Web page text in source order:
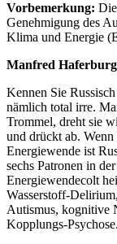
Vorbemerkung:
Genehmigung des
Klima und Energie
Manfred Haferburg
Kennen Sie
nämlich total irre.
Trommel, dreht sie
und drückt ab.
Energiewende ist
sechs Patronen in
Energiewendecolt
Wasserstoff-
Autismus, kognitive
Kopplungs-Psychose.